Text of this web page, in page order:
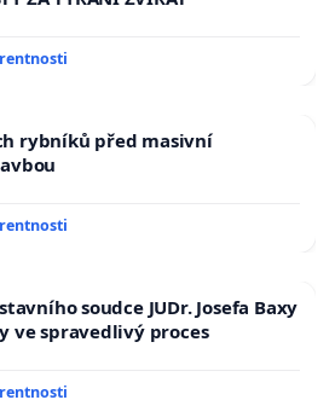
rybníků před masivní
soudce JUDr. Josefa Baxy
ve spravedlivý proces